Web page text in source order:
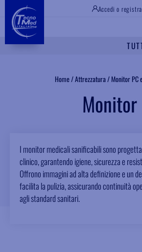
Accedi o
Home/Attrezzatura/ Monitor PC
Monitor
I monitor medicali sanificabili sono
clinico, garantendo igiene, sicurezza e
Offrono immagini ad alta definizione e un
facilita la pulizia, assicurando continuità
agli standard sanitari.